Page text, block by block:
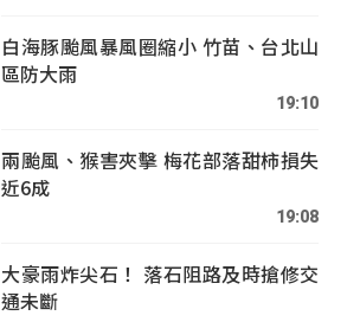
白海豚颱風暴風圈縮小 竹苗、台北山
區防大雨
19:10
兩颱風、猴害夾擊 梅花部落甜柿損失
近6成
19:08
大豪雨炸尖石！ 落石阻路及時搶修交
通未斷